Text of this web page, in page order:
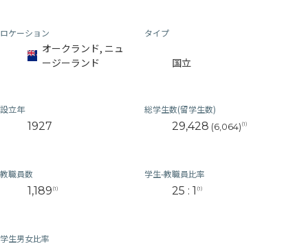
ロケーション
オークランド, ニュ
ージーランド
タイプ
国立
設立年
1927
総学生数(留学生数)
29,428 (6,064) (1)
教職員数
1,189 (1)
学生-教職員比率
25 : 1 (1)
学生男女比率